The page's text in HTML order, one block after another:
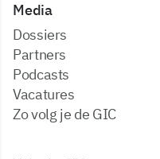
Media
dossiers
partners
podcasts
vacatures
zo volg je de GIC